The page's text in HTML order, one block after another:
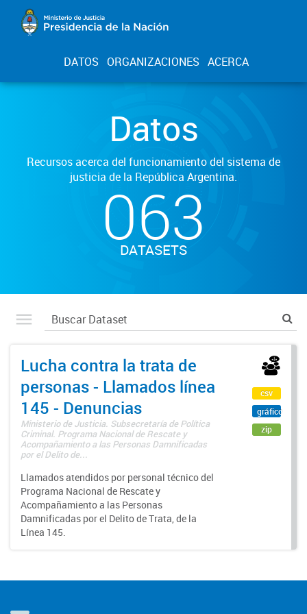
DATOS ORGANIZACIONES ACERCA
Datos
Recursos acerca del funcionamiento del sistema de
justicia de la República Argentina.
063
DATASETS
Lucha contra la trata de
personas - Llamados línea
145 - Denuncias
Ministerio de Justicia. Subsecretaría de Política
Criminal. Programa Nacional de Rescate y
Acompañamiento a las Personas Damnificadas
por el Delito de...
Llamados atendidos por personal técnico del
Programa Nacional de Rescate y
Acompañamiento a las Personas
Damnificadas por el Delito de Trata, de la
Línea 145.
csv
gráfico
zip